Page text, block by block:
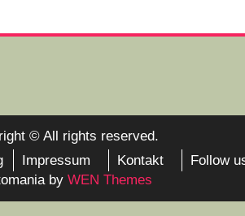
© All rights reserved.
Impressum Kontakt
Follow
by WEN Themes